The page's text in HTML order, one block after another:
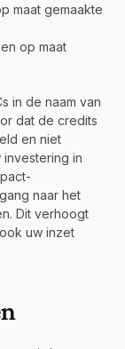
maat gemaakte
op maat
in de naam van
dat de credits
en niet
in
naar het
Dit verhoogt
uw inzet